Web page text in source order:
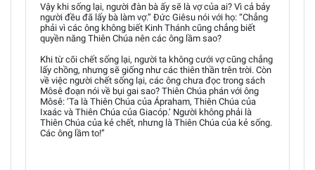
Vậy khi sống lại, người đàn bà ấy sẽ là vợ của ai? Vì cả bảy
người đều đã lấy bà làm vợ.” Đức Giêsu nói với họ: “Chẳng
phải vì các ông không biết Kinh Thánh cũng chẳng biết
quyền năng Thiên Chúa nên các ông lầm sao?
Khi từ cõi chết sống lại, người ta không cưới vợ cũng chẳng
lấy chồng, nhưng sẽ giống như các thiên thần trên trời. Còn
về việc người chết sống lại, các ông chưa đọc trong sách
Môsê đoạn nói về bụi gai sao? Thiên Chúa phán với ông
Môsê: ‘Ta là Thiên Chúa của Ápraham, Thiên Chúa của
Ixaác và Thiên Chúa của Giacóp.’ Người không phải là
Thiên Chúa của kẻ chết, nhưng là Thiên Chúa của kẻ sống.
Các ông lầm to!”